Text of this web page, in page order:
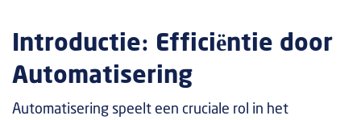
Introductie: Efficiëntie door
Automatisering
Automatisering speelt een cruciale rol in het